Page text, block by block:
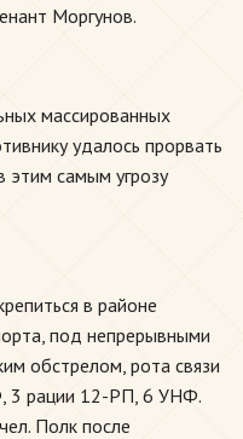
Моргунов.
массированных
удалось прорвать
этим самым угрозу
в районе
под непрерывными
обстрелом, рота связи
3 рации 12-РП, 6 УНФ.
Полк после